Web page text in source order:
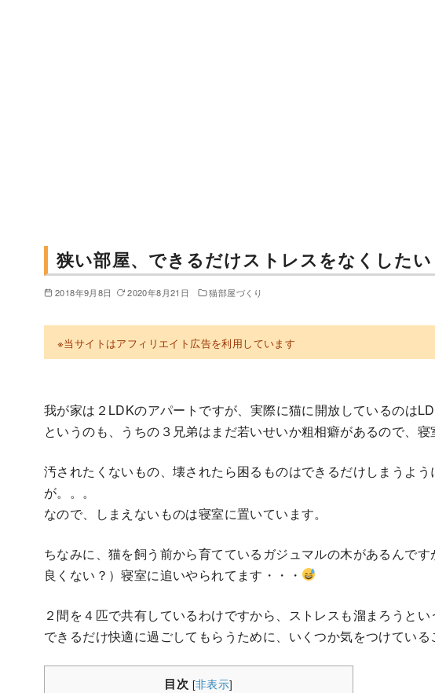
狭い部屋、できるだけストレスをなくしたい
2018年9月8日 2020年8月21日 猫部屋づくり
※当サイトはアフィリエイト広告を利用しています
我が家は２LDKのアパートですが、実際に猫に開放しているのは
というのも、うちの３兄弟はまだ若いせいか粗相癖があるので、
汚されたくないもの、壊されたら困るものはできるだけしまうよ
が。。。
なので、しまえないものは寝室に置いています。
ちなみに、猫を飼う前から育てているガジュマルの木があるんで
良くない？）寝室に追いやられてます・・・
２間を４匹で共有しているわけですから、ストレスも溜まろうとい
できるだけ快適に過ごしてもらうために、いくつか気をつけている
目次 [非表示]